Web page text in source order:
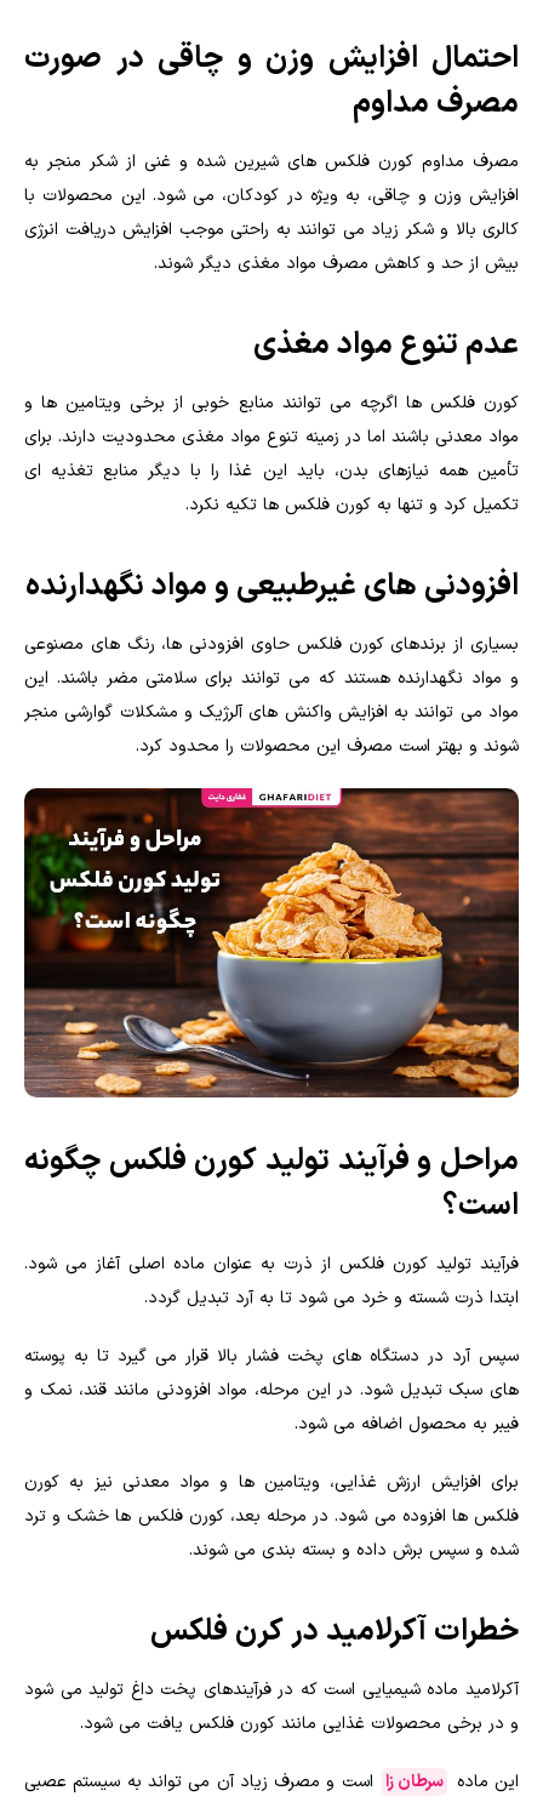
احتمال افزایش وزن و چاقی در صورت
مصرف مداوم
مصرف مداوم کورن فلکس های شیرین شده و غنی از شکر منجر به
افزایش وزن و چاقی، به ویژه در کودکان، می شود. این محصولات با
کالری بالا و شکر زیاد می توانند به راحتی موجب افزایش دریافت انرژی
بیش از حد و کاهش مصرف مواد مغذی دیگر شوند.
عدم تنوع مواد مغذی
کورن فلکس ها اگرچه می توانند منابع خوبی از برخی ویتامین ها و
مواد معدنی باشند اما در زمینه تنوع مواد مغذی محدودیت دارند. برای
تأمین همه نیازهای بدن، باید این غذا را با دیگر منابع تغذیه ای
تکمیل کرد و تنها به کورن فلکس ها تکیه نکرد.
افزودنی های غیرطبیعی و مواد نگهدارنده
بسیاری از برندهای کورن فلکس حاوی افزودنی ها، رنگ های مصنوعی
و مواد نگهدارنده هستند که می توانند برای سلامتی مضر باشند. این
مواد می توانند به افزایش واکنش های آلرژیک و مشکلات گوارشی منجر
شوند و بهتر است مصرف این محصولات را محدود کرد.
مراحل و فرآیند تولید کورن فلکس چگونه
است؟
فرآیند تولید کورن فلکس از ذرت به عنوان ماده اصلی آغاز می شود.
ابتدا ذرت شسته و خرد می شود تا به آرد تبدیل گردد.
سپس آرد در دستگاه های پخت فشار بالا قرار می گیرد تا به پوسته
های سبک تبدیل شود. در این مرحله، مواد افزودنی مانند قند، نمک و
فیبر به محصول اضافه می شود.
برای افزایش ارزش غذایی، ویتامین ها و مواد معدنی نیز به کورن
فلکس ها افزوده می شود. در مرحله بعد، کورن فلکس ها خشک و ترد
شده و سپس برش داده و بسته بندی می شوند.
خطرات آکرلامید در کرن فلکس
آکرلامید ماده شیمیایی است که در فرآیندهای پخت داغ تولید می شود
و در برخی محصولات غذایی مانند کورن فلکس یافت می شود.
این ماده سرطان زا است و مصرف زیاد آن می تواند به سیستم عصبی